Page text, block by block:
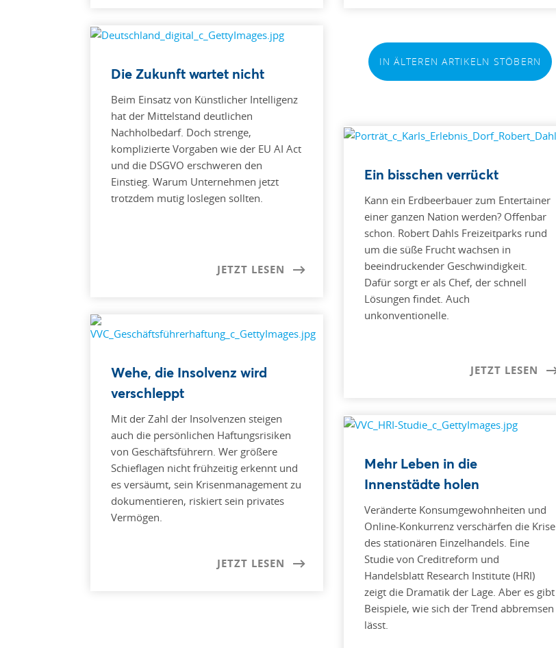
Die Zukunft wartet nicht
Beim Einsatz von Künstlicher Intelligenz
hat der Mittelstand deutlichen
Nachholbedarf. Doch strenge,
komplizierte Vorgaben wie der EU AI Act
und die DSGVO erschweren den
Einstieg. Warum Unternehmen jetzt
trotzdem mutig loslegen sollten.
JETZT LESEN
Wehe, die Insolvenz wird
verschleppt
Mit der Zahl der Insolvenzen steigen
auch die persönlichen Haftungsrisiken
von Geschäftsführern. Wer größere
Schieflagen nicht frühzeitig erkennt und
es versäumt, sein Krisenmanagement zu
dokumentieren, riskiert sein privates
Vermögen.
JETZT LESEN
IN ÄLTEREN ARTIKELN STÖBERN
Ein bisschen verrückt
Kann ein Erdbeerbauer zum Entertainer
einer ganzen Nation werden? Offenbar
schon. Robert Dahls Freizeitparks rund
um die süße Frucht wachsen in
beeindruckender Geschwindigkeit.
Dafür sorgt er als Chef, der schnell
Lösungen findet. Auch
unkonventionelle.
JETZT LESEN
Mehr Leben in die
Innenstädte holen
Veränderte Konsumgewohnheiten und
Online-Konkurrenz verschärfen die Krise
des stationären Einzelhandels. Eine
Studie von Creditreform und
Handelsblatt Research Institute (HRI)
zeigt die Dramatik der Lage. Aber es gibt
Beispiele, wie sich der Trend abbremsen
lässt.